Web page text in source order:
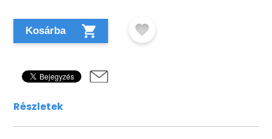
Kosárba
Részletek